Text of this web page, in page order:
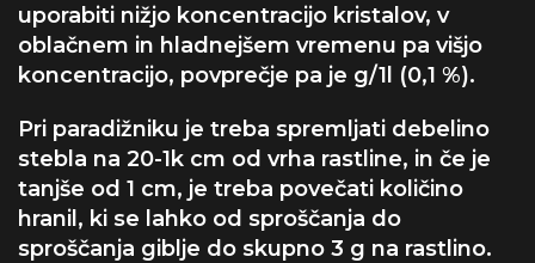
uporabiti nižjo koncentracijo kristalov, v
oblačnem in hladnejšem vremenu pa višjo
koncentracijo, povprečje pa je g/1l (0,1 %).
Pri paradižniku je treba spremljati debelino
stebla na 20-1k cm od vrha rastline, in če je
tanjše od 1 cm, je treba povečati količino
hranil, ki se lahko od sproščanja do
sproščanja giblje do skupno 3 g na rastlino.